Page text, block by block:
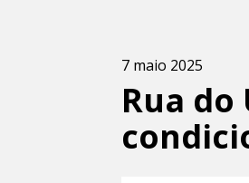
7 maio 2025
Rua